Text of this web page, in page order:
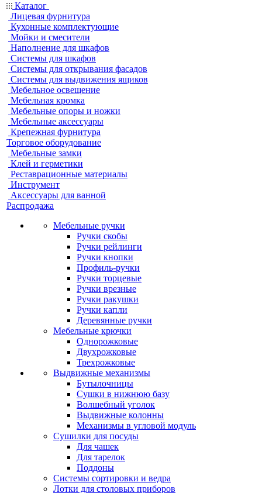
Каталог
Лицевая фурнитура
Кухонные комплектующие
Мойки и смесители
Наполнение для шкафов
Системы для шкафов
Системы для открывания фасадов
Системы для выдвижения ящиков
Мебельное освещение
Мебельная кромка
Мебельные опоры и ножки
Мебельные аксессуары
Крепежная фурнитура
Торговое оборудование
Мебельные замки
Клей и герметики
Реставрационные материалы
Инструмент
Аксессуары для ванной
Распродажа
Мебельные ручки
Ручки скобы
Ручки рейлинги
Ручки кнопки
Профиль-ручки
Ручки торцевые
Ручки врезные
Ручки ракушки
Ручки капли
Деревянные ручки
Мебельные крючки
Однорожковые
Двухрожковые
Трехрожковые
Выдвижные механизмы
Бутылочницы
Сушки в нижнюю базу
Волшебный уголок
Выдвижные колонны
Механизмы в угловой модуль
Сушилки для посуды
Для чашек
Для тарелок
Поддоны
Системы сортировки и ведра
Лотки для столовых приборов